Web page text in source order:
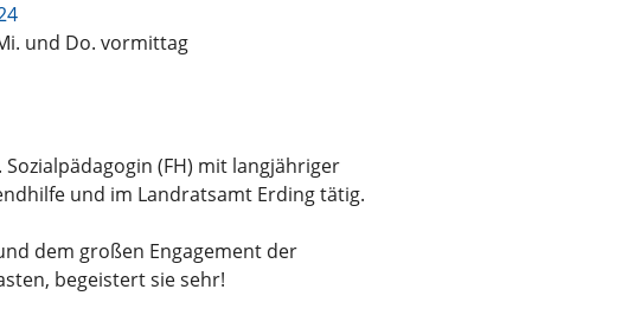
und Do. vormittag
(FH) mit langjähriger
und im Landratsamt Erding tätig.
dem großen Engagement der
begeistert sie sehr!